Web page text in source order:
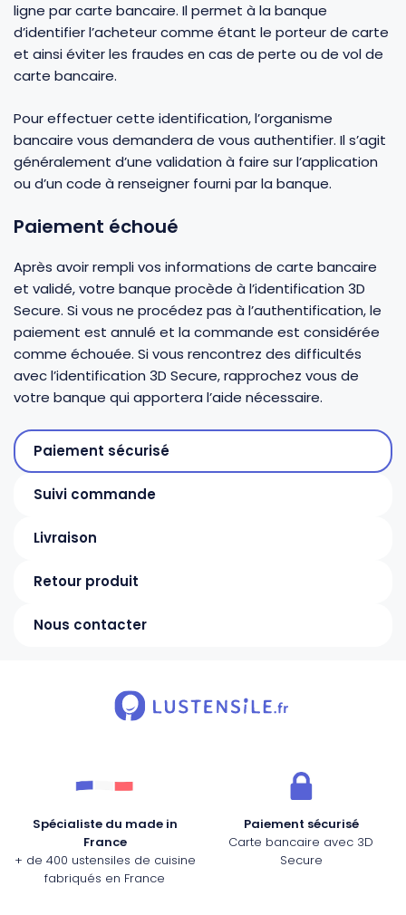
Paiement sécurisé
Suivi commande
Livraison
Retour produit
Nous contacter
ligne par carte bancaire. Il permet à la banque
d’identifier l’acheteur comme étant le porteur de carte
et ainsi éviter les fraudes en cas de perte ou de vol de
carte bancaire.
Pour effectuer cette identification, l’organisme
bancaire vous demandera de vous authentifier. Il s’agit
généralement d’une validation à faire sur l’application
ou d’un code à renseigner fourni par la banque.
Paiement échoué
Après avoir rempli vos informations de carte bancaire
et validé, votre banque procède à l’identification 3D
Secure. Si vous ne procédez pas à l’authentification, le
paiement est annulé et la commande est considérée
comme échouée. Si vous rencontrez des difficultés
avec l’identification 3D Secure, rapprochez vous de
votre banque qui apportera l’aide nécessaire.
Spécialiste du made in
France
+ de 400 ustensiles de cuisine
fabriqués en France
Paiement sécurisé
Carte bancaire avec 3D
Secure